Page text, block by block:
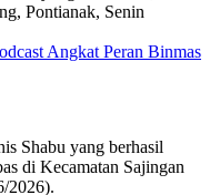
Angkat Peran Binmas